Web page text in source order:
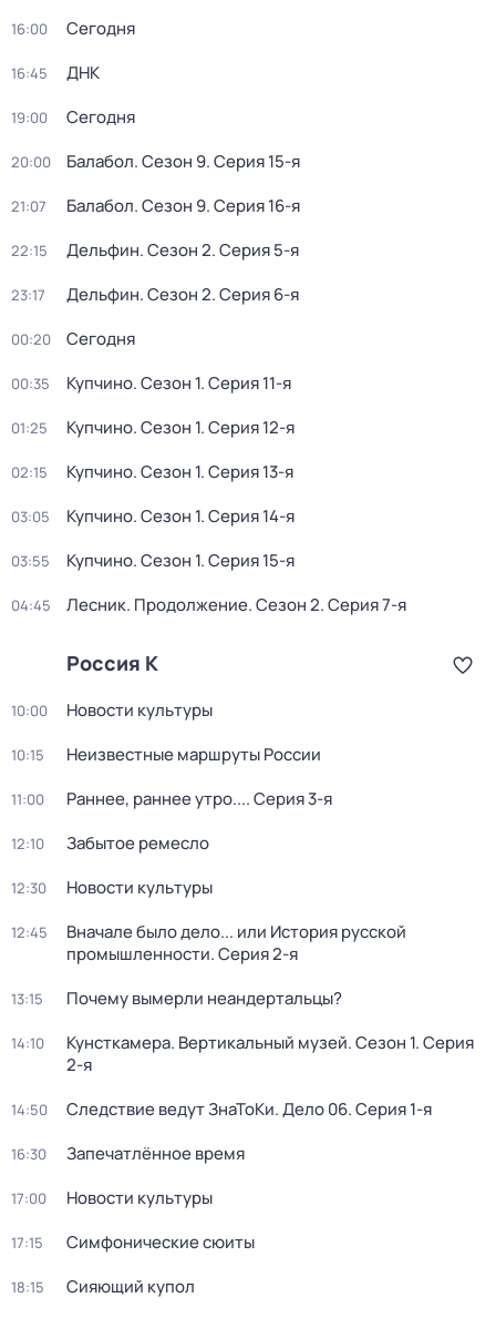
16:00 Сегодня
16:45 ДНК
19:00 Сегодня
20:00 Балабол. Сезон 9. Серия 15-я
21:07 Балабол. Сезон 9. Серия 16-я
22:15 Дельфин. Сезон 2. Серия 5-я
23:17 Дельфин. Сезон 2. Серия 6-я
00:20 Сегодня
00:35 Купчино. Сезон 1. Серия 11-я
01:25 Купчино. Сезон 1. Серия 12-я
02:15 Купчино. Сезон 1. Серия 13-я
03:05 Купчино. Сезон 1. Серия 14-я
03:55 Купчино. Сезон 1. Серия 15-я
04:45 Лесник. Продолжение. Сезон 2. Серия 7-я
Россия К
10:00 Новости культуры
10:15 Неизвестные маршруты России
11:00 Раннее, раннее утро.... Серия 3-я
12:10 Забытое ремесло
12:30 Новости культуры
12:45
Вначале было дело... или История русской
промышленности. Серия 2-я
13:15 Почему вымерли неандертальцы?
14:10 Кунсткамера. Вертикальный музей. Сезон 1. Серия
2-я
14:50 Следствие ведут ЗнаТоКи. Дело 06. Серия 1-я
16:30 Запечатлённое время
17:00 Новости культуры
17:15 Симфонические сюиты
18:15 Сияющий купол